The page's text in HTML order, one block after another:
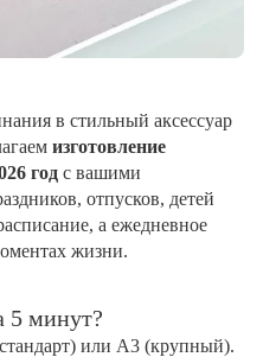
в стильный аксессуар
изготовление
год с вашими
отпусков, детей
а ежедневное
жизни.
5 минут?
или А3 (крупный).